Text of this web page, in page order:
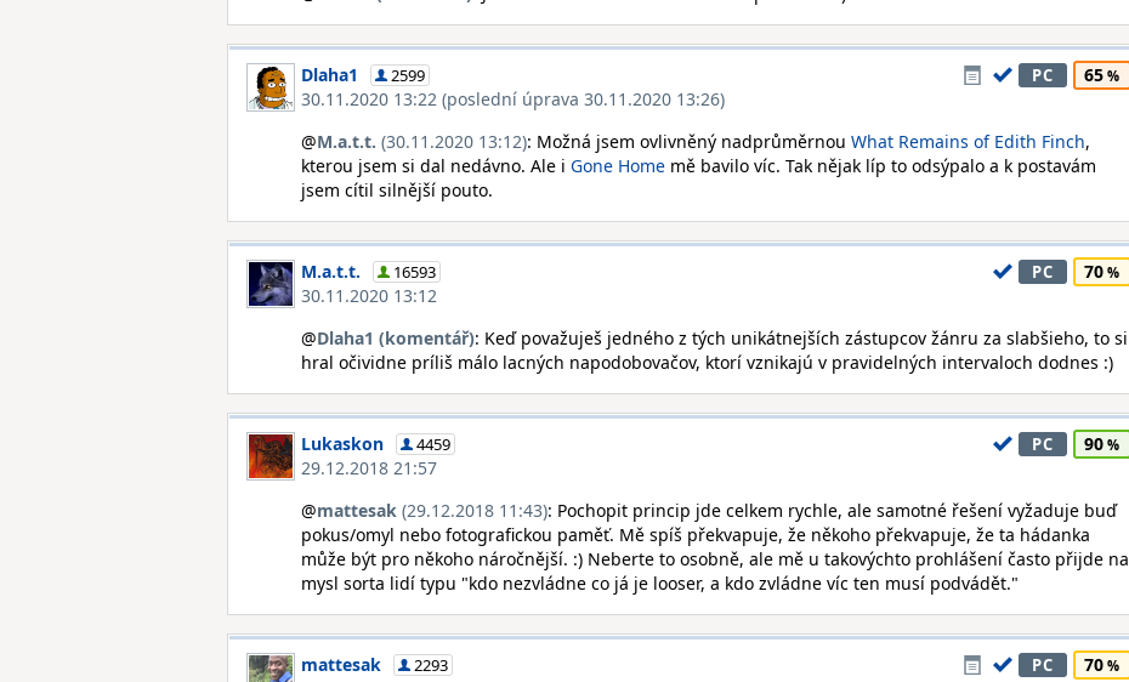
Dlaha1 2599
30.11.2020 13:22 (poslední úprava 30.11.2020 13:26)
PC 65
@M.a.t.t. (30.11.2020 13:12): Možná jsem ovlivněný nadprůměrnou What Remains of Edith Finch,
kterou jsem si dal nedávno. Ale i Gone Home mě bavilo víc. Tak nějak líp to odsýpalo a k postavám
jsem cítil silnější pouto.
M.a.t.t. 16593
30.11.2020 13:12
PC 70
@Dlaha1 (komentář): Keď považuješ jedného z tých unikátnejších zástupcov žánru za slabšieho, to si
hral očividne príliš málo lacných napodobovačov, ktorí vznikajú v pravidelných intervaloch dodnes :)
Lukaskon 4459
29.12.2018 21:57
PC 90
@mattesak (29.12.2018 11:43): Pochopit princip jde celkem rychle, ale samotné řešení vyžaduje buď
pokus/omyl nebo fotografickou paměť. Mě spíš překvapuje, že někoho překvapuje, že ta hádanka
může být pro někoho náročnější. :) Neberte to osobně, ale mě u takovýchto prohlášení často přijde na
mysl sorta lidí typu "kdo nezvládne co já je looser, a kdo zvládne víc ten musí podvádět."
mattesak 2293 PC 70